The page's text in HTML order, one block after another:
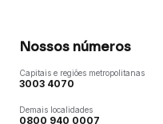
Nossos números
Capitais e regiões metropolitanas
3003 4070
Demais localidades
0800 940 0007